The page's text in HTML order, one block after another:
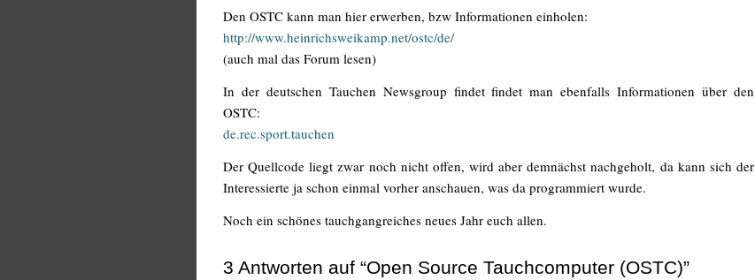
Den OSTC kann man hier erwerben, bzw Informationen einholen:
http://www.heinrichsweikamp.net/ostc/de/
(auch mal das Forum lesen)
In der deutschen Tauchen Newsgroup findet findet man ebenfalls Informationen über den
OSTC:
de.rec.sport.tauchen
Der Quellcode liegt zwar noch nicht offen, wird aber demnächst nachgeholt, da kann sich der
Interessierte ja schon einmal vorher anschauen, was da programmiert wurde.
Noch ein schönes tauchgangreiches neues Jahr euch allen.
3 Antworten auf “Open Source Tauchcomputer (OSTC)”